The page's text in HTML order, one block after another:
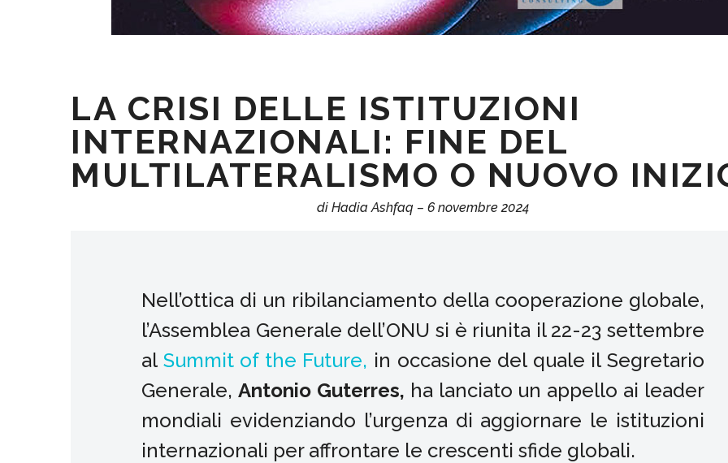
LA CRISI DELLE ISTITUZIONI
INTERNAZIONALI: FINE DEL
MULTILATERALISMO O NUOVO
di Hadia Ashfaq – 6 novembre 2024
Nell’ottica di un ribilanciamento della cooperazione globale,
l’Assemblea Generale dell’ONU si è riunita il 22-23 settembre
al Summit of the Future, in occasione del quale il Segretario
Generale, Antonio Guterres, ha lanciato un appello ai leader
mondiali evidenziando l’urgenza di aggiornare le istituzioni
internazionali per affrontare le crescenti sfide globali.